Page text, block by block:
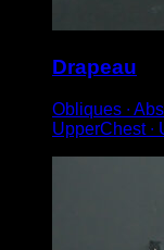
Drapeau
Obliques ∙
UpperChest ∙